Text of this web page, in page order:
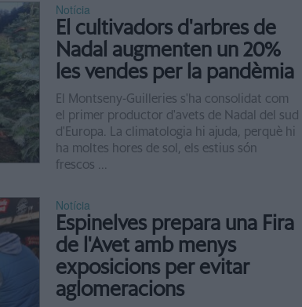
Notícia
El cultivadors d'arbres de
Nadal augmenten un 20%
les vendes per la pandèmia
El Montseny-Guilleries s'ha consolidat com
el primer productor d'avets de Nadal del sud
d'Europa. La climatologia hi ajuda, perquè hi
ha moltes hores de sol, els estius són
frescos ...
Notícia
Espinelves prepara una Fira
de l'Avet amb menys
exposicions per evitar
aglomeracions